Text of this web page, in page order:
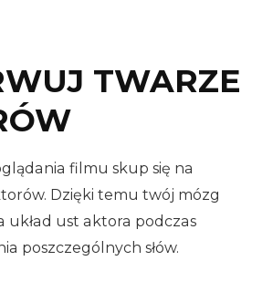
TWARZE
filmu skup się na
Dzięki temu twój mózg
układ ust aktora podczas
poszczególnych słów.